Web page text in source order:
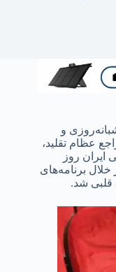
و
عظام تقلید،
روز
در خلال برنامه‌های
قلبی شد.